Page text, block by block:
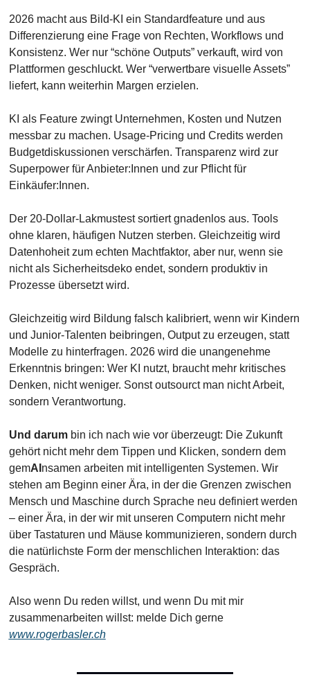
2026 macht aus Bild-KI ein Standardfeature und aus
Differenzierung eine Frage von Rechten, Workflows und
Konsistenz. Wer nur “schöne Outputs” verkauft, wird von
Plattformen geschluckt. Wer “verwertbare visuelle Assets”
liefert, kann weiterhin Margen erzielen.
KI als Feature zwingt Unternehmen, Kosten und Nutzen
messbar zu machen. Usage-Pricing und Credits werden
Budgetdiskussionen verschärfen. Transparenz wird zur
Superpower für Anbieter:Innen und zur Pflicht für
Einkäufer:Innen.
Der 20-Dollar-Lakmustest sortiert gnadenlos aus. Tools
ohne klaren, häufigen Nutzen sterben. Gleichzeitig wird
Datenhoheit zum echten Machtfaktor, aber nur, wenn sie
nicht als Sicherheitsdeko endet, sondern produktiv in
Prozesse übersetzt wird.
Gleichzeitig wird Bildung falsch kalibriert, wenn wir Kindern
und Junior-Talenten beibringen, Output zu erzeugen, statt
Modelle zu hinterfragen. 2026 wird die unangenehme
Erkenntnis bringen: Wer KI nutzt, braucht mehr kritisches
Denken, nicht weniger. Sonst outsourct man nicht Arbeit,
sondern Verantwortung.
Und darum bin ich nach wie vor überzeugt: Die Zukunft
gehört nicht mehr dem Tippen und Klicken, sondern dem
gemAI nsamen arbeiten mit intelligenten Systemen. Wir
stehen am Beginn einer Ära, in der die Grenzen zwischen
Mensch und Maschine durch Sprache neu definiert werden
– einer Ära, in der wir mit unseren Computern nicht mehr
über Tastaturen und Mäuse kommunizieren, sondern durch
die natürlichste Form der menschlichen Interaktion: das
Gespräch.
Also wenn Du reden willst, und wenn Du mit mir
zusammenarbeiten willst: melde Dich gerne
www.rogerbasler.ch